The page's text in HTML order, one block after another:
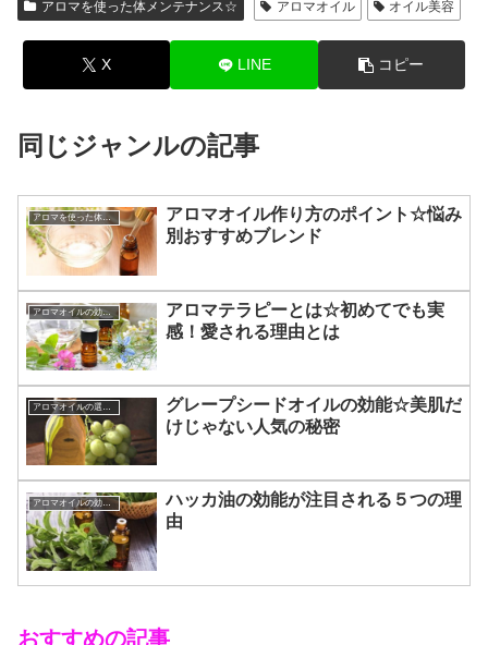
アロマを使った体メンテナンス☆ アロマオイル オイル美容
X LINE コピー
同じジャンルの記事
アロマオイル作り方のポイント☆悩み
別おすすめブレンド
アロマオイルの効能と使い方
アロマテラピーとは☆初めてでも実
感！愛される理由とは
アロマオイルの選び方
グレープシードオイルの効能☆美肌だ
けじゃない人気の秘密
ハッカ油の効能が注目される５つの理
由
おすすめの記事